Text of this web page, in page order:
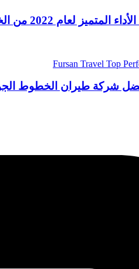
الجوية الفلبينية للأداء المتميز
الخطوط الجوية التركية أداءً لعام